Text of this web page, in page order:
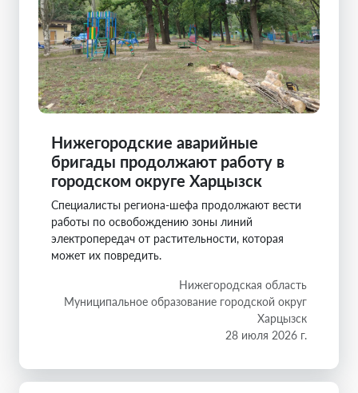
Нижегородские аварийные
бригады продолжают работу в
городском округе Харцызск
Специалисты региона-шефа продолжают вести
работы по освобождению зоны линий
электропередач от растительности, которая
может их повредить.
Нижегородская область
Муниципальное образование городской округ
Харцызск
28 июля 2026 г.